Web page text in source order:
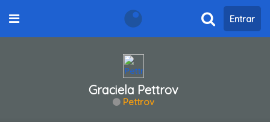
Entrar
Graciela Pettrov
Pettrov